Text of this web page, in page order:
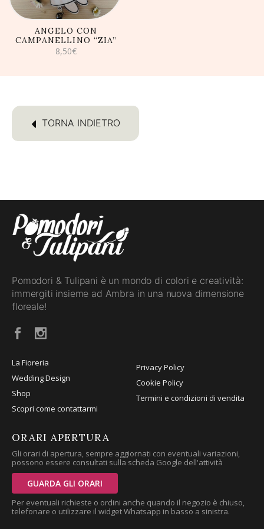
ANGELO CON
CAMPANELLINO “ZIA”
8,50€
TORNA INDIETRO
Pomodori & Tulipani è un mondo di colori e creatività:
immergiti insieme ad Ambra in una nuova dimensione
floreale!
La Fioreria
Wedding Design
Shop
Scopri come contattarmi
Privacy Policy
Cookie Policy
Termini e condizioni di vendita
ORARI APERTURA
Gli orari di apertura, sempre aggiornati con eventuali variazioni,
possono essere consultati sulla scheda Google dell'attività
GUARDA GLI ORARI
Per eventuali richieste o ordini anche quando il negozio è chiuso,
telefonare o utilizzare il widget Whatsapp in basso a sinistra.